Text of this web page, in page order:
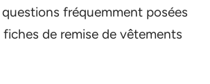
fréquemment posées
de remise de vêtements